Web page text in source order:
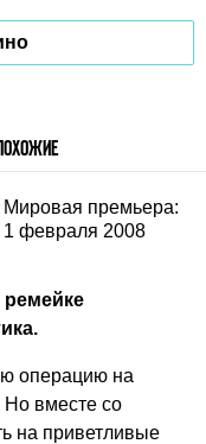
Мировая премьера:
1 февраля 2008
операцию на
Но вместе со
на приветливые